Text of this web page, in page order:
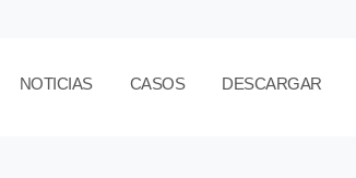
NOTICIAS CASOS DESCARGAR